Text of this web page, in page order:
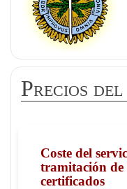
Precios
Coste del
tramitación de
certificados